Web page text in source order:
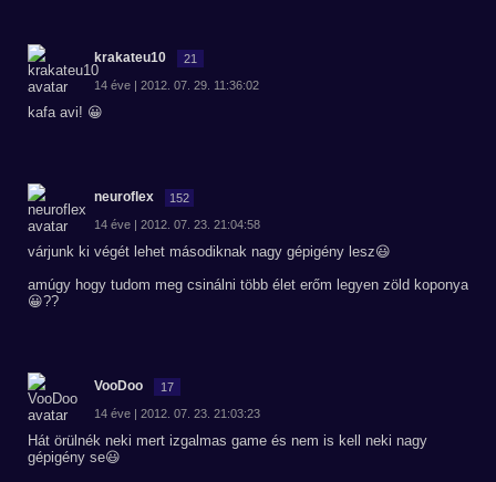
krakateu10 21
14 éve | 2012. 07. 29. 11:36:02
kafa avi! 😀
neuroflex 152
14 éve | 2012. 07. 23. 21:04:58
várjunk ki végét lehet másodiknak nagy gépigény lesz😃
amúgy hogy tudom meg csinálni több élet erőm legyen zöld koponya
😀??
VooDoo 17
14 éve | 2012. 07. 23. 21:03:23
Hát örülnék neki mert izgalmas game és nem is kell neki nagy
gépigény se😃